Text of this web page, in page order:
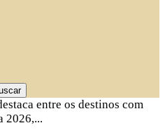
entre os destinos com
2026,...